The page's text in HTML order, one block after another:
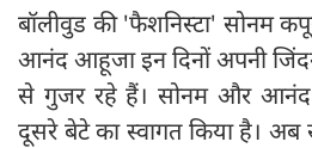
बॉलीवुड की 'फैशनिस्टा' सोनम
आनंद आहूजा इन दिनों अपनी
से गुजर रहे हैं। सोनम और आनंद
दूसरे बेटे का स्वागत किया है।